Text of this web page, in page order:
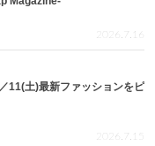
2026.7.16
11(土)最新ファッションをピ
2026.7.15